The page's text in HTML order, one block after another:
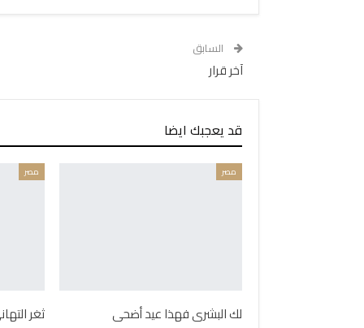
السابق
آخر قرار
قد يعجبك ايضا
مصر
لك البشرى فهذا عيد أضحى
مصر
ثغر